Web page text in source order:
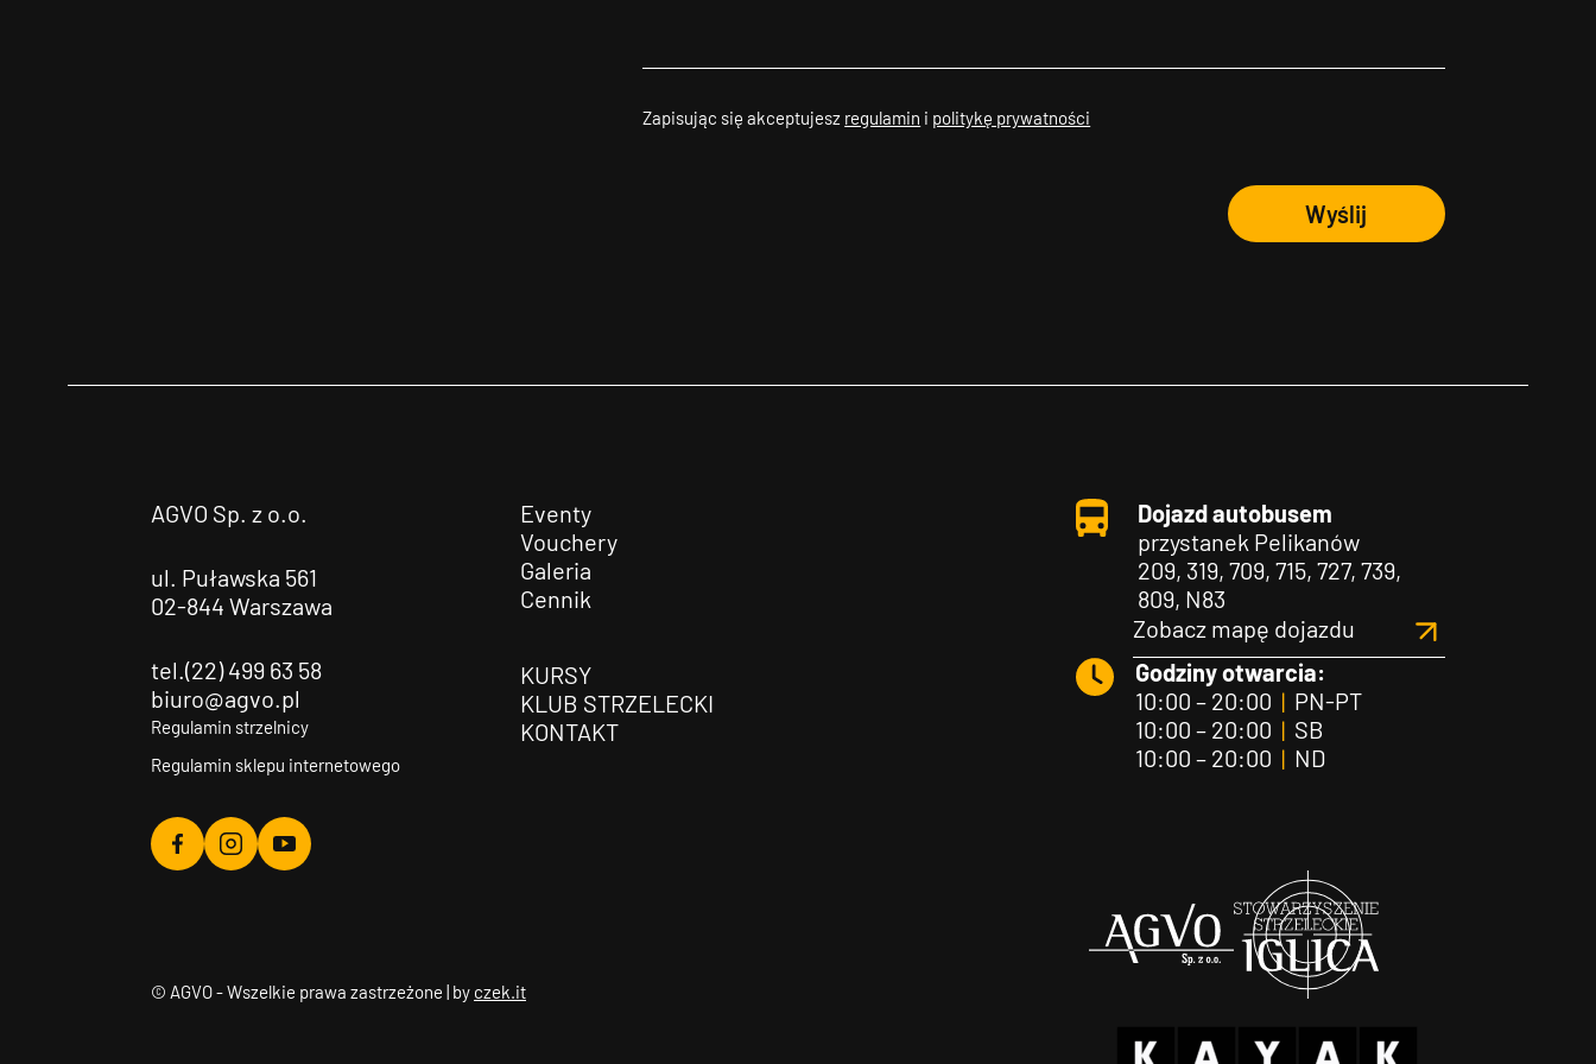
Zapisując się akceptujesz regulamin i politykę prywatności
Wyślij
AGVO Sp. z o.o.
ul. Puławska 561
02-844 Warszawa
tel.(22) 499 63 58
biuro@agvo.pl
Regulamin strzelnicy
Regulamin sklepu internetowego
Agvo
Agvo
Agvo
Eventy
Vouchery
Galeria
Cennik
KURSY
KLUB STRZELECKI
KONTAKT
Dojazd autobusem
przystanek Pelikanów
209, 319, 709, 715, 727, 739,
809, N83
Zobacz mapę dojazdu
Godziny otwarcia:
10:00 – 20:00 |PN-PT
10:00 – 20:00 |SB
10:00 – 20:00 |ND
© AGVO - Wszelkie prawa zastrzeżone | by czek.it
Agvo Iglica